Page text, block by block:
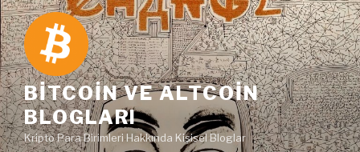
İçeriğe
geç
BITCOIN VE ALTCOIN
BLOGLARI
Kripto Para Birimleri Hakkında Kişisel Bloglar